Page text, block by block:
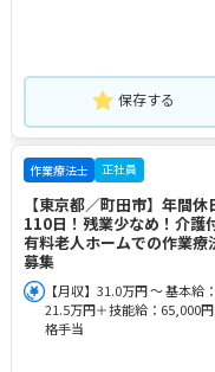
保存する
作業療法士 正社員
【東京都／町田市】年間休
110日！残業少なめ！介護
有料老人ホームでの作業療
募集
【月収】31.0万円 ～ 基本給：
21.5万円＋技能給：65,000
格手当